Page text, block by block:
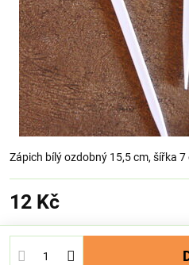
Zápich bílý ozdobný 15,5 cm, šířka 7
12 Kč